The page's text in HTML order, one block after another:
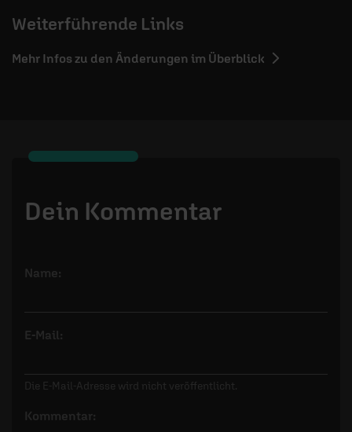
Weiterführende Links
Mehr Infos zu den Änderungen im Überblick
Dein Kommentar
Name:
E-Mail:
Die E-Mail-Adresse wird nicht veröffentlicht.
Kommentar: